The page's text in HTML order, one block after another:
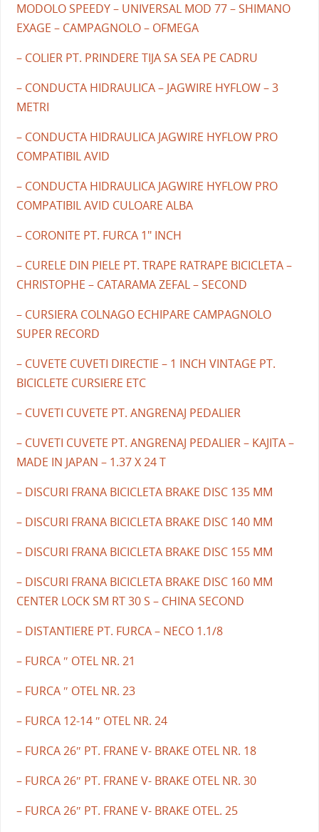
MODOLO SPEEDY – UNIVERSAL MOD 77 – SHIMANO
EXAGE – CAMPAGNOLO – OFMEGA
– COLIER PT. PRINDERE TIJA SA SEA PE CADRU
– CONDUCTA HIDRAULICA – JAGWIRE HYFLOW – 3
METRI
– CONDUCTA HIDRAULICA JAGWIRE HYFLOW PRO
COMPATIBIL AVID
– CONDUCTA HIDRAULICA JAGWIRE HYFLOW PRO
COMPATIBIL AVID CULOARE ALBA
– CORONITE PT. FURCA 1" INCH
– CURELE DIN PIELE PT. TRAPE RATRAPE BICICLETA –
CHRISTOPHE – CATARAMA ZEFAL – SECOND
– CURSIERA COLNAGO ECHIPARE CAMPAGNOLO
SUPER RECORD
– CUVETE CUVETI DIRECTIE – 1 INCH VINTAGE PT.
BICICLETE CURSIERE ETC
– CUVETI CUVETE PT. ANGRENAJ PEDALIER
– CUVETI CUVETE PT. ANGRENAJ PEDALIER – KAJITA –
MADE IN JAPAN – 1.37 X 24 T
– DISCURI FRANA BICICLETA BRAKE DISC 135 MM
– DISCURI FRANA BICICLETA BRAKE DISC 140 MM
– DISCURI FRANA BICICLETA BRAKE DISC 155 MM
– DISCURI FRANA BICICLETA BRAKE DISC 160 MM
CENTER LOCK SM RT 30 S – CHINA SECOND
– DISTANTIERE PT. FURCA – NECO 1.1/8
– FURCA ″ OTEL NR. 21
– FURCA ″ OTEL NR. 23
– FURCA 12-14 ″ OTEL NR. 24
– FURCA 26″ PT. FRANE V- BRAKE OTEL NR. 18
– FURCA 26″ PT. FRANE V- BRAKE OTEL NR. 30
– FURCA 26″ PT. FRANE V- BRAKE OTEL. 25